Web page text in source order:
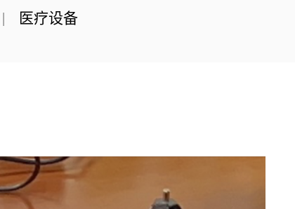
| 医疗设备